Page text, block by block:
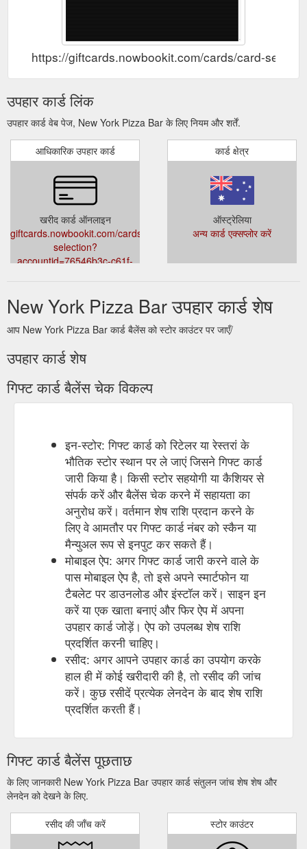
https://giftcards.nowbookit.com/cards/card-
उपहार कार्ड लिंक
उपहार कार्ड वेब पेज, New York Pizza Bar के लिए नियम और शर्तें.
आधिकारिक उपहार कार्ड
खरीद कार्ड ऑनलाइन
giftcards.nowbookit.com/cards/card-
selection?
accountid=76546b3c-c61f-
कार्ड क्षेत्र
ऑस्ट्रेलिया
अन्य कार्ड एक्सप्लोर करें
New York Pizza Bar उपहार कार्ड शेष
आप New York Pizza Bar कार्ड बैलेंस को स्टोर काउंटर पर जाएँ/
उपहार कार्ड शेष
गिफ्ट कार्ड बैलेंस चेक विकल्प
इन-स्टोर: गिफ्ट कार्ड को रिटेलर या रेस्तरां के
भौतिक स्टोर स्थान पर ले जाएं जिसने गिफ्ट कार्ड
जारी किया है। किसी स्टोर सहयोगी या कैशियर से
संपर्क करें और बैलेंस चेक करने में सहायता का
अनुरोध करें। वर्तमान शेष राशि प्रदान करने के
लिए वे आमतौर पर गिफ्ट कार्ड नंबर को स्कैन या
मैन्युअल रूप से इनपुट कर सकते हैं।
मोबाइल ऐप: अगर गिफ्ट कार्ड जारी करने वाले के
पास मोबाइल ऐप है, तो इसे अपने स्मार्टफोन या
टैबलेट पर डाउनलोड और इंस्टॉल करें। साइन इन
करें या एक खाता बनाएं और फिर ऐप में अपना
उपहार कार्ड जोड़ें। ऐप को उपलब्ध शेष राशि
प्रदर्शित करनी चाहिए।
रसीद: अगर आपने उपहार कार्ड का उपयोग करके
हाल ही में कोई खरीदारी की है, तो रसीद की जांच
करें। कुछ रसीदें प्रत्येक लेनदेन के बाद शेष राशि
प्रदर्शित करती हैं।
गिफ्ट कार्ड बैलेंस पूछताछ
के लिए जानकारी New York Pizza Bar उपहार कार्ड संतुलन जांच शेष शेष और
लेनदेन को देखने के लिए.
रसीद की जाँच करें स्टोर काउंटर